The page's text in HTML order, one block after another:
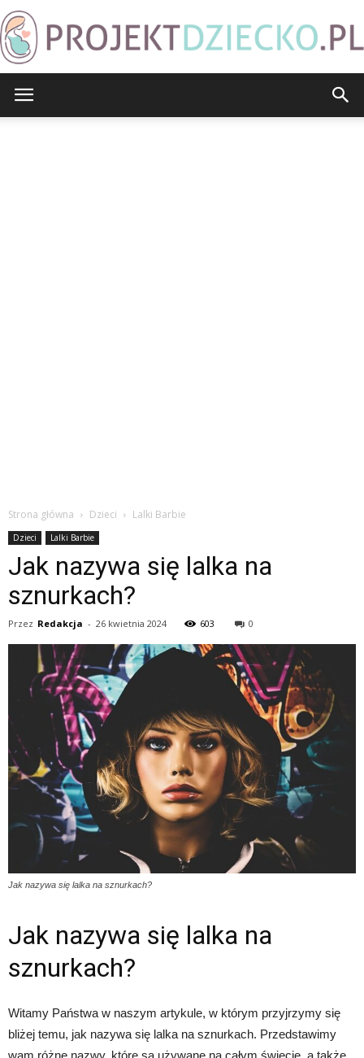
Strona główna Dzieci Lalki Barbie
Dzieci Lalki Barbie
Jak nazywa się lalka na
sznurkach?
Przez Redakcja - 26 kwietnia 2024 603 0
Jak nazywa się lalka na sznurkach?
Jak nazywa się lalka na
sznurkach?
Witamy Państwa w naszym artykule, w którym przyjrzymy się
bliżej temu, jak nazywa się lalka na sznurkach. Przedstawimy